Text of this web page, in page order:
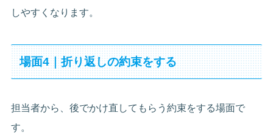
しやすくなります。
場面4｜折り返しの約束をする
担当者から、後でかけ直してもらう約束をする場面で
す。